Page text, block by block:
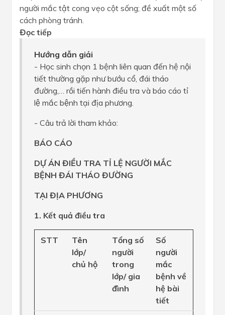
người mắc tật cong vẹo cột sống; đề xuất một số
cách phòng tránh.
Đọc tiếp
Hướng dẫn giải
- Học sinh chọn 1 bệnh liên quan đến hệ nội
tiết thường gặp như bướu cổ, đái tháo
đường,… rồi tiến hành điều tra và báo cáo tỉ
lệ mắc bệnh tại địa phương.
- Câu trả lời tham khảo:
BÁO CÁO
DỰ ÁN ĐIỀU TRA TỈ LỆ NGƯỜI MẮC
BỆNH ĐÁI THÁO ĐƯỜNG
TẠI ĐỊA PHƯƠNG
1. Kết quả điều tra
STT
Tên
lớp/
chủ hộ
Tổng số
người
trong
lớp/ gia
đình
Số
người
mắc
bệnh về
hệ bài
tiết